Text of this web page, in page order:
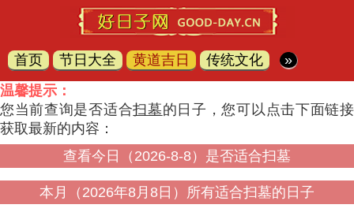
首页 节日大全 黄道吉日 传统文化
»
温馨提示：
您当前查询是否适合扫墓的日子，您可以点击下面链接
获取最新的内容：
查看今日（2026-8-8）是否适合扫墓
本月（2026年8月8日）所有适合扫墓的日子